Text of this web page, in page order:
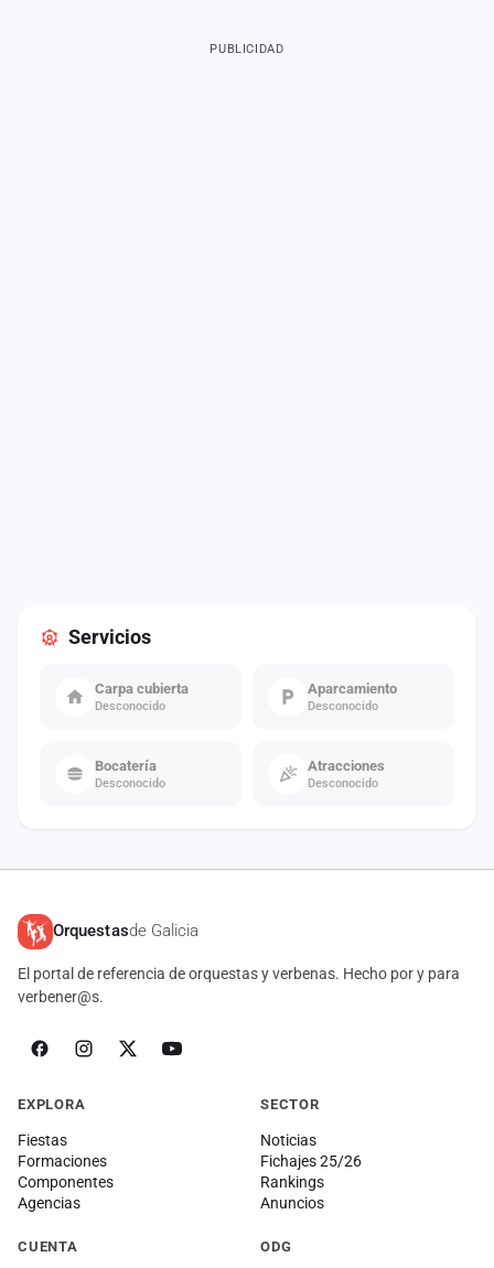
Servicios
Carpa cubierta
Desconocido
Aparcamiento
Desconocido
Bocatería
Desconocido
Atracciones
Desconocido
PUBLICIDAD
Orquestasde Galicia
El portal de referencia de orquestas y verbenas. Hecho por y para
verbener@s.
EXPLORA
Fiestas
Formaciones
Componentes
Agencias
SECTOR
Noticias
Fichajes 25/26
Rankings
Anuncios
CUENTA ODG